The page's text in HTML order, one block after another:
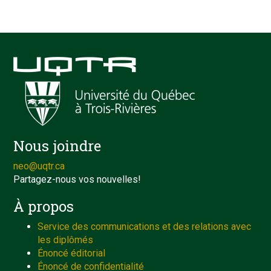
Nous joindre
neo@uqtr.ca
Partagez-nous vos nouvelles!
À propos
Service des communications et des relations avec
les diplômés
Énoncé éditorial
Énoncé de confidentialité